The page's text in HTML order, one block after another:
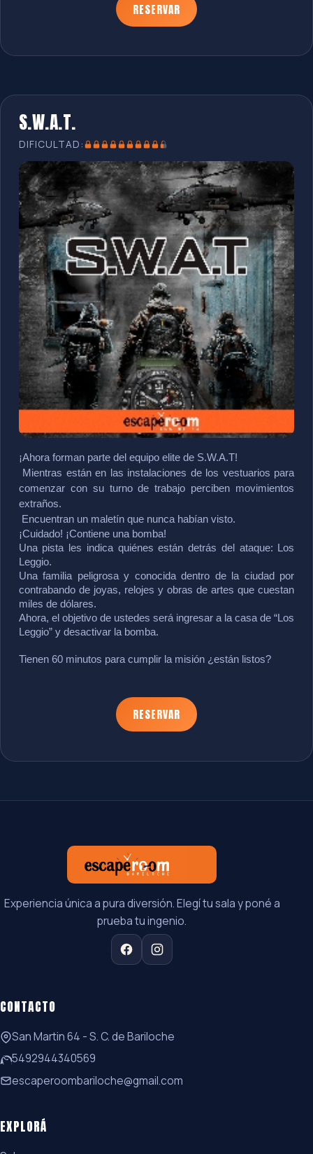
RESERVAR
S.W.A.T.
DIFICULTAD:
¡Ahora forman parte del equipo elite de S.W.A.T!
comenzar con su turno de trabajo perciben movimientos
extraños.
Encuentran un maletín que nunca habían visto.
¡Cuidado! ¡Contiene una bomba!
Una pista les indica quiénes están detrás del ataque: Los
Leggio.
Una familia peligrosa y conocida dentro de la ciudad por
contrabando de joyas, relojes y obras de artes que cuestan
miles de dólares.
Ahora, el objetivo de ustedes será ingresar a la casa de “Los
Leggio” y desactivar la bomba.
Tienen 60 minutos para cumplir la misión ¿están listos?
RESERVAR
Experiencia única a pura diversión. Elegí tu sala y poné a
prueba tu ingenio.
CONTACTO
San Martin 64 - S. C. de Bariloche
5492944340569
escaperoombariloche@gmail.com
EXPLORÁ